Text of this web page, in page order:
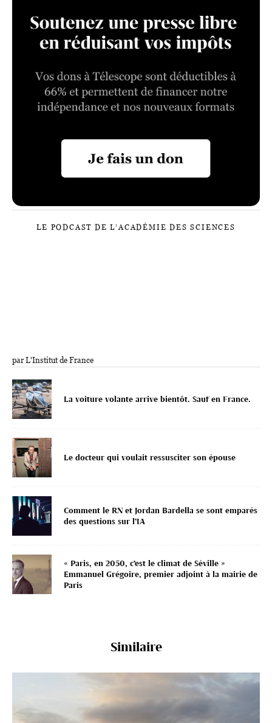
LE PODCAST DE L’ACADÉMIE DES SCIENCES
par L'Institut de France
La voiture volante arrive bientôt. Sauf en France.
Le docteur qui voulait ressusciter son épouse
Comment le RN et Jordan Bardella se sont emparés
des questions sur l’IA
« Paris, en 2050, c’est le climat de Séville »
Emmanuel Grégoire, premier adjoint à la mairie de
Paris
Similaire